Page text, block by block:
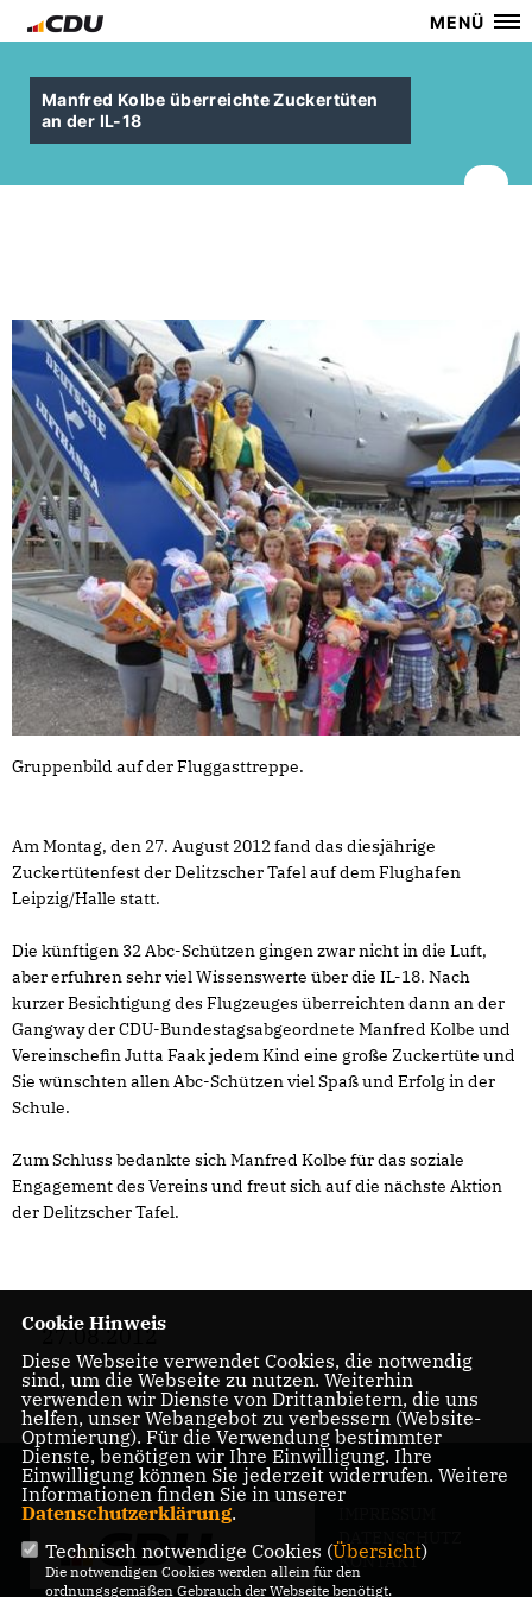
MENÜ
Manfred Kolbe überreichte Zuckertüten
an der IL-18
Gruppenbild auf der Fluggasttreppe.
Am Montag, den 27. August 2012 fand das diesjährige
Zuckertütenfest der Delitzscher Tafel auf dem Flughafen
Leipzig/Halle statt.
Die künftigen 32 Abc-Schützen gingen zwar nicht in die Luft,
aber erfuhren sehr viel Wissenswerte über die IL-18. Nach
kurzer Besichtigung des Flugzeuges überreichten dann an der
Gangway der CDU-Bundestagsabgeordnete Manfred Kolbe und
Vereinschefin Jutta Faak jedem Kind eine große Zuckertüte und
Sie wünschten allen Abc-Schützen viel Spaß und Erfolg in der
Schule.
Zum Schluss bedankte sich Manfred Kolbe für das soziale
Engagement des Vereins und freut sich auf die nächste Aktion
der Delitzscher Tafel.
27.08.2012
DATENSCHUTZ
KONTAKT
Cookie Hinweis
Diese Webseite verwendet Cookies, die notwendig
sind, um die Webseite zu nutzen. Weiterhin
verwenden wir Dienste von Drittanbietern, die uns
helfen, unser Webangebot zu verbessern (Website-
Optmierung). Für die Verwendung bestimmter
Dienste, benötigen wir Ihre Einwilligung. Ihre
Einwilligung können Sie jederzeit widerrufen. Weitere
Informationen finden Sie in unserer
Datenschutzerklärung.
Technisch notwendige Cookies (Übersicht)
Die notwendigen Cookies werden allein für den
ordnungsgemäßen Gebrauch der Webseite benötigt.